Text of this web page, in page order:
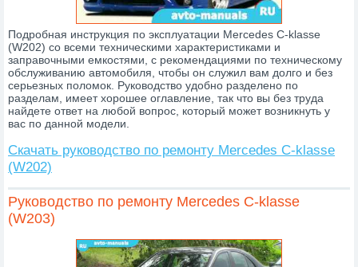
Подробная инструкция по эксплуатации Mercedes C-klasse
(W202) со всеми техническими характеристиками и
заправочными емкостями, с рекомендациями по техническому
обслуживанию автомобиля, чтобы он служил вам долго и без
серьезных поломок. Руководство удобно разделено по
разделам, имеет хорошее оглавление, так что вы без труда
найдете ответ на любой вопрос, который может возникнуть у
вас по данной модели.
Скачать руководство по ремонту Mercedes C-klasse
(W202)
Руководство по ремонту Mercedes C-klasse
(W203)